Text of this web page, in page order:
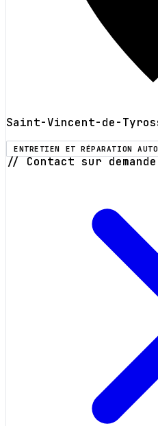
Saint-Vincent-de-
ENTRETIEN ET RÉPARATION AUTO
// Contact sur demande